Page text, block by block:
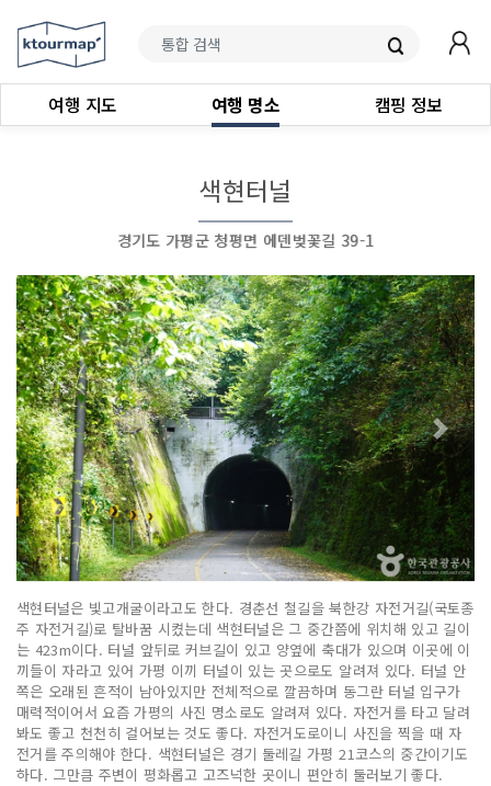
여행 지도 여행 명소 캠핑 정보
색현터널
경기도 가평군 청평면 에덴벚꽃길 39-1
색현터널은 빛고개굴이라고도 한다. 경춘선 철길을 북한강 자전거길(국토종
주 자전거길)로 탈바꿈 시켰는데 색현터널은 그 중간쯤에 위치해 있고 길이
는 423m이다. 터널 앞뒤로 커브길이 있고 양옆에 축대가 있으며 이곳에 이
끼들이 자라고 있어 가평 이끼 터널이 있는 곳으로도 알려져 있다. 터널 안
쪽은 오래된 흔적이 남아있지만 전체적으로 깔끔하며 동그란 터널 입구가
매력적이어서 요즘 가평의 사진 명소로도 알려져 있다. 자전거를 타고 달려
봐도 좋고 천천히 걸어보는 것도 좋다. 자전거도로이니 사진을 찍을 때 자
전거를 주의해야 한다. 색현터널은 경기 둘레길 가평 21코스의 중간이기도
하다. 그만큼 주변이 평화롭고 고즈넉한 곳이니 편안히 둘러보기 좋다.